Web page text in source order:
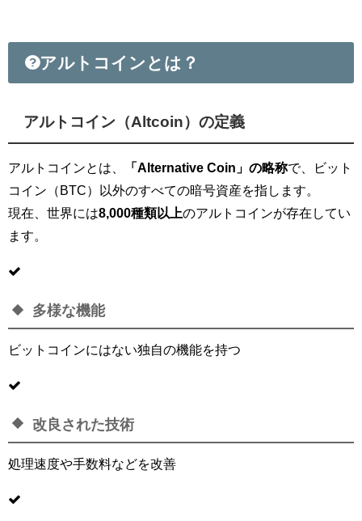
アルトコインとは？
アルトコイン（Altcoin）の定義
アルトコインとは、 「Alternative Coin」の略称で、ビット
コイン（BTC）以外のすべての暗号資産を指します。
現在、世界には8,000種類以上のアルトコインが存在してい
ます。
多様な機能
ビットコインにはない独自の機能を持つ
改良された技術
処理速度や手数料などを改善